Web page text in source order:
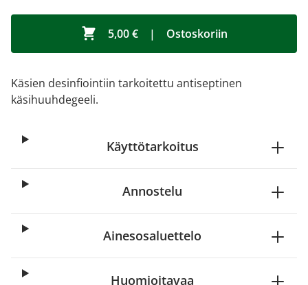
5,00 € | Ostoskoriin
Käsien desinfiointiin tarkoitettu antiseptinen
käsihuuhdegeeli.
Käyttötarkoitus
Annostelu
Ainesosaluettelo
Huomioitavaa